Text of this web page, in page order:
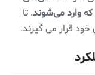
وارد می‌شوند. تا